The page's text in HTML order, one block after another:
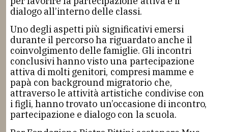
dialogo all’interno delle classi.
Uno degli aspetti più significativi emersi
durante il percorso ha riguardato anche il
coinvolgimento delle famiglie. Gli incontri
conclusivi hanno visto una partecipazione
attiva di molti genitori, compresi mamme e
papà con background migratorio che,
attraverso le attività artistiche condivise con
i figli, hanno trovato un’occasione di incontro,
partecipazione e dialogo con la scuola.